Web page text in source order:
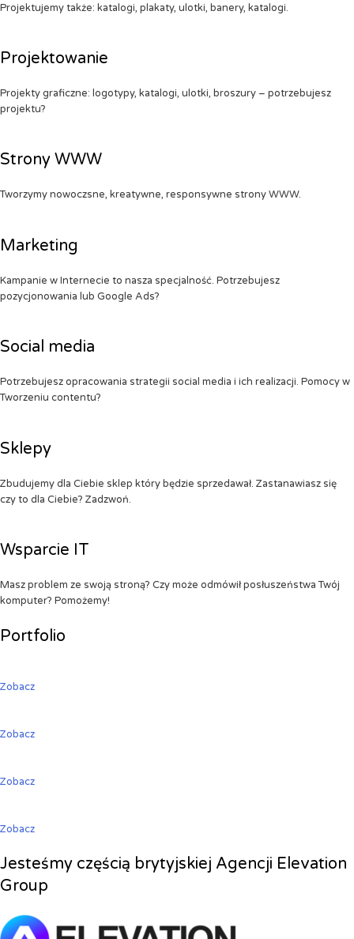
Projektujemy także: katalogi, plakaty, ulotki, banery, katalogi.
Projektowanie
Projekty graficzne: logotypy, katalogi, ulotki, broszury – potrzebujesz
projektu?
Strony WWW
Tworzymy nowoczsne, kreatywne, responsywne strony WWW.
Marketing
Kampanie w Internecie to nasza specjalność. Potrzebujesz
pozycjonowania lub Google Ads?
Social media
Potrzebujesz opracowania strategii social media i ich realizacji. Pomocy w
Tworzeniu contentu?
Sklepy
Zbudujemy dla Ciebie sklep który będzie sprzedawał. Zastanawiasz się
czy to dla Ciebie? Zadzwoń.
Wsparcie IT
Masz problem ze swoją stroną? Czy może odmówił posłuszeństwa Twój
komputer? Pomożemy!
Portfolio
Zobacz
Zobacz
Zobacz
Zobacz
Jesteśmy częścią brytyjskiej Agencji Elevation
Group